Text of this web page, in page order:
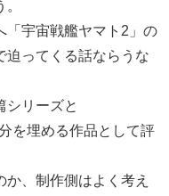
「宇宙戦艦ヤマト2」の
迫ってくる話ならうな
シリーズと
を埋める作品として評
、制作側はよく考え